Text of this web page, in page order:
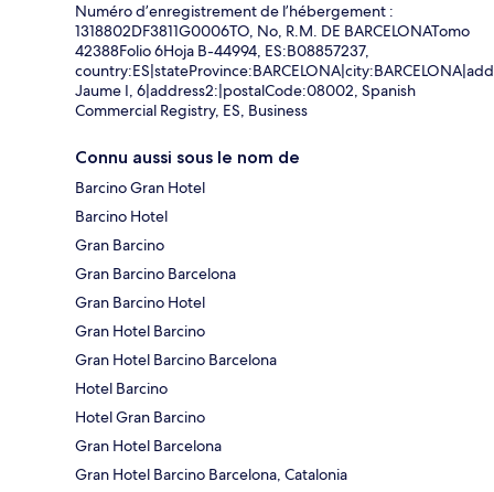
Numéro d’enregistrement de l’hébergement :
1318802DF3811G0006TO, No, R.M. DE BARCELONATomo
42388Folio 6Hoja B-44994, ES:B08857237,
Jaume I, 6|address2:|postalCode:08002, Spanish
Commercial Registry, ES, Business
Connu aussi sous le nom de
Barcino Gran Hotel
Barcino Hotel
Gran Barcino
Gran Barcino Barcelona
Gran Barcino Hotel
Gran Hotel Barcino
Gran Hotel Barcino Barcelona
Hotel Barcino
Hotel Gran Barcino
Gran Hotel Barcelona
Gran Hotel Barcino Barcelona, Catalonia